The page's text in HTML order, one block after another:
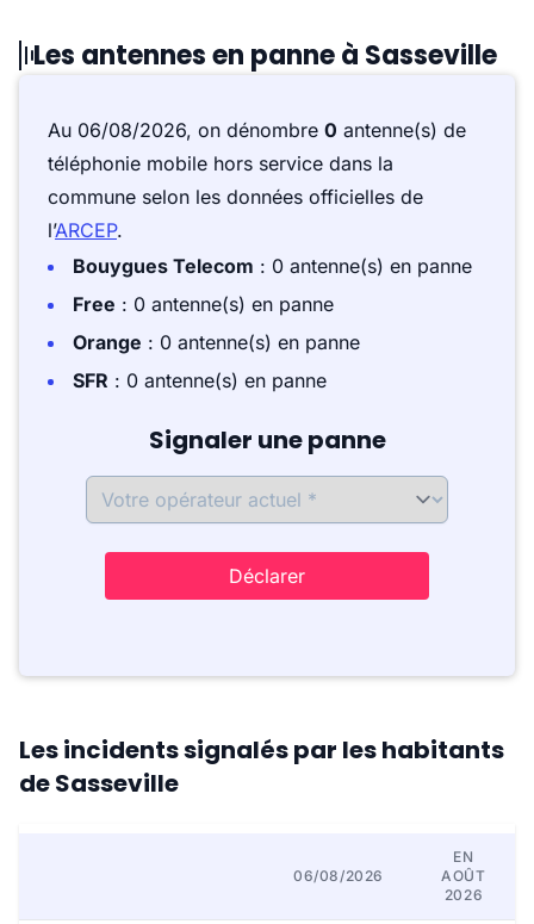
Les antennes en panne à Sasseville
Au 06/08/2026, on dénombre 0 antenne(s) de
téléphonie mobile hors service dans la
commune selon les données officielles de
l’ARCEP.
Bouygues Telecom : 0 antenne(s) en panne
Free : 0 antenne(s) en panne
Orange : 0 antenne(s) en panne
SFR : 0 antenne(s) en panne
Signaler une panne
Déclarer
Les incidents signalés par les habitants
de Sasseville
06/08/2026
EN
AOÛT
2026